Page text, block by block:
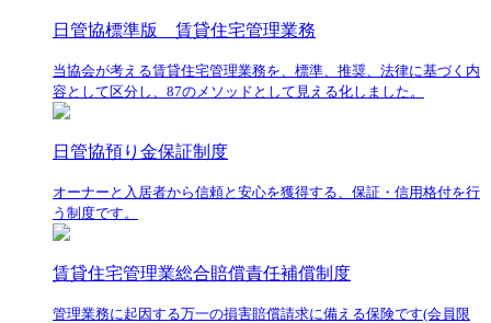
日管協標準版 賃貸住宅管理業務
当協会が考える賃貸住宅管理業務を、標準、推奨、法律に基づく内
容として区分し、87のメソッドとして見える化しました。
日管協預り金保証制度
オーナーと入居者から信頼と安心を獲得する、保証・信用格付を行
う制度です。
賃貸住宅管理業総合賠償責任補償制度
管理業務に起因する万一の損害賠償請求に備える保険です(会員限